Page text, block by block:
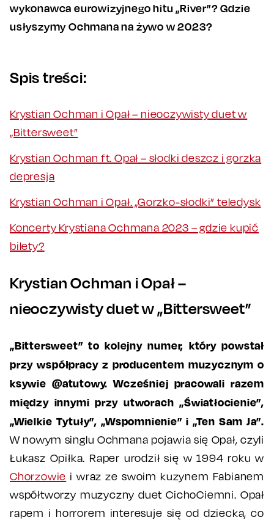
wykonawca eurowizyjnego hitu „River”? Gdzie
usłyszymy Ochmana na żywo w 2023?
Spis treści:
Krystian Ochman i Opał – nieoczywisty duet w
„Bittersweet”
Krystian Ochman ft. Opał – słodki deszcz i gorzka
depresja
Krystian Ochman i Opał. „Gorzko-słodki” teledysk
Koncerty Krystiana Ochmana 2023 – gdzie kupić
bilety?
Krystian Ochman i Opał –
nieoczywisty duet w „Bittersweet”
„Bittersweet” to kolejny numer, który powstał
przy współpracy z producentem muzycznym o
ksywie @atutowy. Wcześniej pracowali razem
między innymi przy utworach „Światłocienie”,
„Wielkie Tytuły”, „Wspomnienie” i „Ten Sam Ja”.
W nowym singlu Ochmana pojawia się Opał, czyli
Łukasz Opiłka. Raper urodził się w 1994 roku w
Chorzowie i wraz ze swoim kuzynem Fabianem
współtworzy muzyczny duet CichoCiemni. Opał
rapem i horrorem interesuje się od dziecka, co